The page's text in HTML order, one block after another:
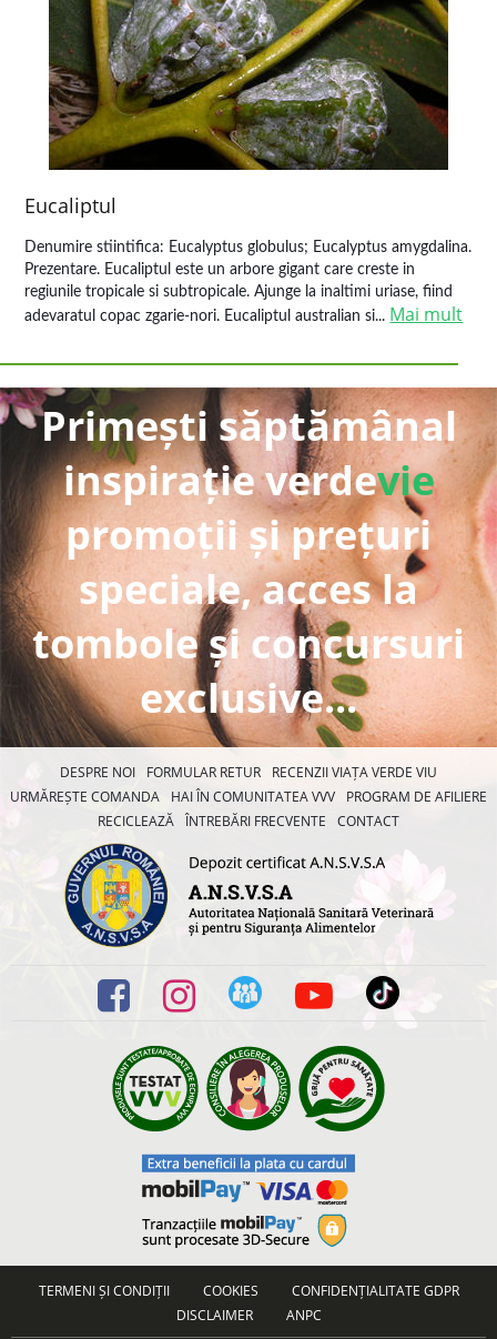
Eucaliptul
Denumire stiintifica: Eucalyptus globulus; Eucalyptus amygdalina.
Prezentare. Eucaliptul este un arbore gigant care creste in
regiunile tropicale si subtropicale. Ajunge la inaltimi uriase, fiind
adevaratul copac zgarie-nori. Eucaliptul australian si... Mai mult
Primești săptămânal
inspirație verdevie
promoții și prețuri
speciale, acces la
tombole și concursuri
exclusive...
DESPRE NOI FORMULAR RETUR
RECENZII VIAȚA VERDE VIU
URMĂREȘTE COMANDA
HAI ÎN COMUNITATEA VVV
PROGRAM DE AFILIERE
RECICLEAZĂ ÎNTREBĂRI FRECVENTE CONTACT
TERMENI ȘI CONDIȚII COOKIES
CONFIDENȚIALITATE GDPR
DISCLAIMER
ANPC